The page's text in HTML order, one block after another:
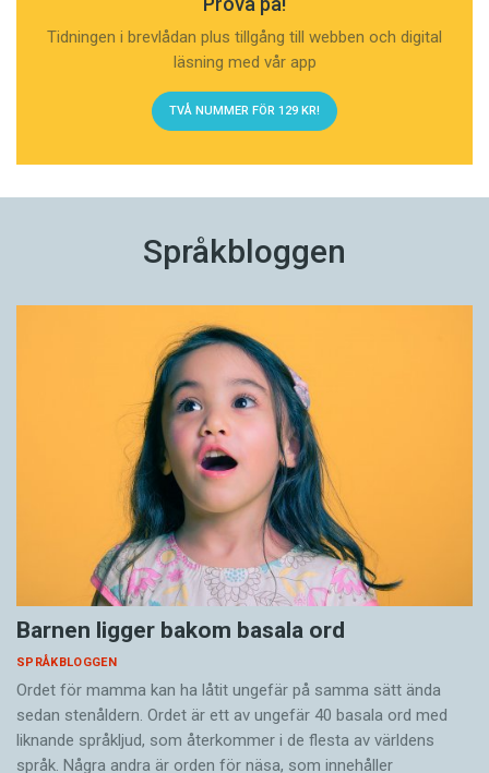
Tidningen i brevlådan plus tillgång till webben och digital
läsning med vår app
TVÅ NUMMER FÖR 129 KR!
Språkbloggen
Barnen ligger bakom basala ord
SPRÅKBLOGGEN
Ordet för mamma kan ha låtit ungefär på samma sätt ända
sedan stenåldern. Ordet är ett av ungefär 40 basala ord med
liknande språkljud, som återkommer i de flesta av världens
språk. Några andra är orden för näsa, som innehåller